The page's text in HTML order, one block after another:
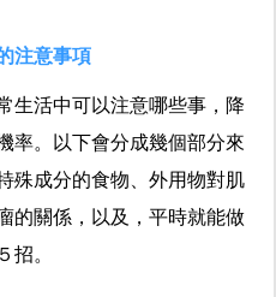
注意事項
生活中可以注意哪些事，降
率。以下會分成幾個部分來
殊成分的食物、外用物對肌
的關係，以及，平時就能做
招。